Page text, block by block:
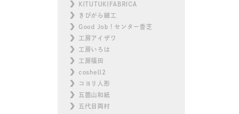
KITUTUKIFABRICA
きびがら細工
Good Job！センター香芝
工房アイザワ
工房いろは
工房福田
coshell2
コヨリ人形
五箇山和紙
五代目両村